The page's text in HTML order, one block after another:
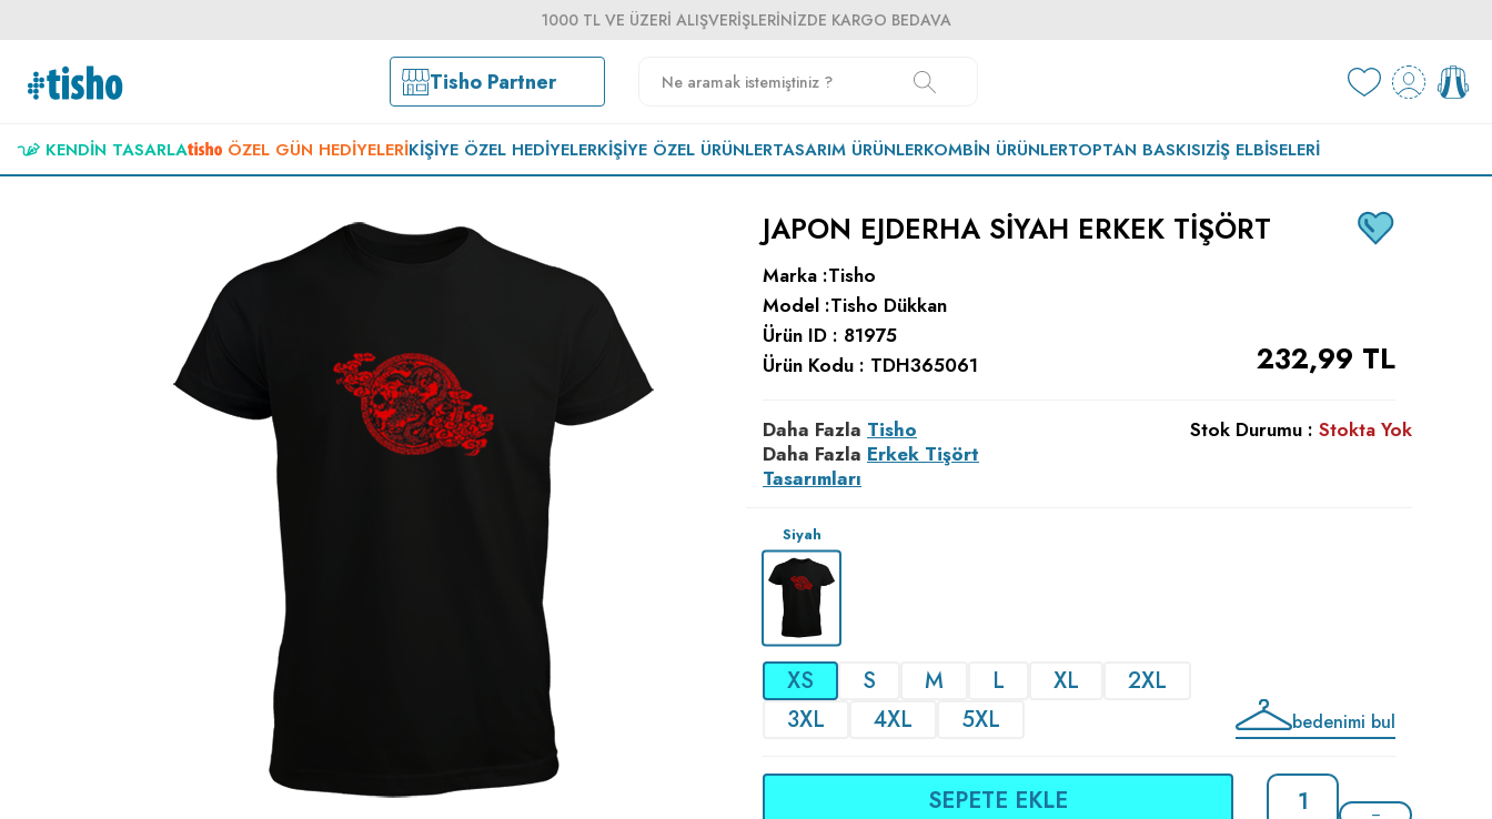
1000 TL VE ÜZERI ALIŞVERIŞLERINIZDE KARGO BEDAVA
Tisho Partner
KENDIN TASARLA ÖZEL GÜN HEDIYELERIKIŞIYE ÖZEL HEDIYELERKIŞIYE ÖZEL ÜRÜNLERTASARIM ÜRÜNLERKOMBIN ÜRÜNLERTOPTAN BASKISIZİŞ ELBISELERI
JAPON EJDERHA SIYAH ERKEK TIŞÖRT
Marka :Tisho
Model :Tisho Dükkan
Ürün ID : 81975
Ürün Kodu : TDH365061 232,99 TL
Daha Fazla Tisho
Daha Fazla Erkek Tişört
Tasarımları
Stok Durumu : Stokta Yok
Siyah
XS S M L XL
2XL
3XL
4XL 5XL bedenimi bul
SEPETE EKLE